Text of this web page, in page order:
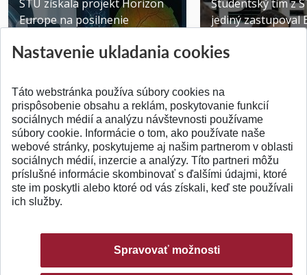
STU získala projekt Horizon
Europe na posilnenie
Publikované 31.07.2026
Študentský tím z
jediný zastupoval
Publikované
SPÄŤ NA VRCH
Nastavenie ukladania cookies
Táto webstránka používa súbory cookies na
prispôsobenie obsahu a reklám, poskytovanie funkcií
sociálnych médií a analýzu návštevnosti používame
súbory cookie. Informácie o tom, ako používate naše
webové stránky, poskytujeme aj našim partnerom v oblasti
sociálnych médií, inzercie a analýzy. Títo partneri môžu
príslušné informácie skombinovať s ďalšími údajmi, ktoré
ste im poskytli alebo ktoré od vás získali, keď ste používali
ich služby.
Spravovať možnosti